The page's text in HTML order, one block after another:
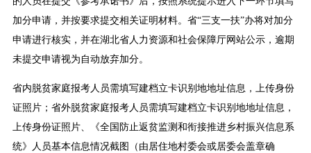
加分申请，并按要求提交相关证明材料。省“三支一扶”办将对加分
申请进行核实，并在湖北省人力资源和社会保障厅网站公示，逾期
未提交申请视为自动放弃加分。
省内脱贫家庭报考人员需填写建档立卡识别地地址信息，上传身份
证照片；省外脱贫家庭报考人员需填写建档立卡识别地地址信息，
上传身份证照片、《全国防止返贫监测和衔接推进乡村振兴信息系
统》人员基本信息情况截图（由居住地村委会或居委会盖章确